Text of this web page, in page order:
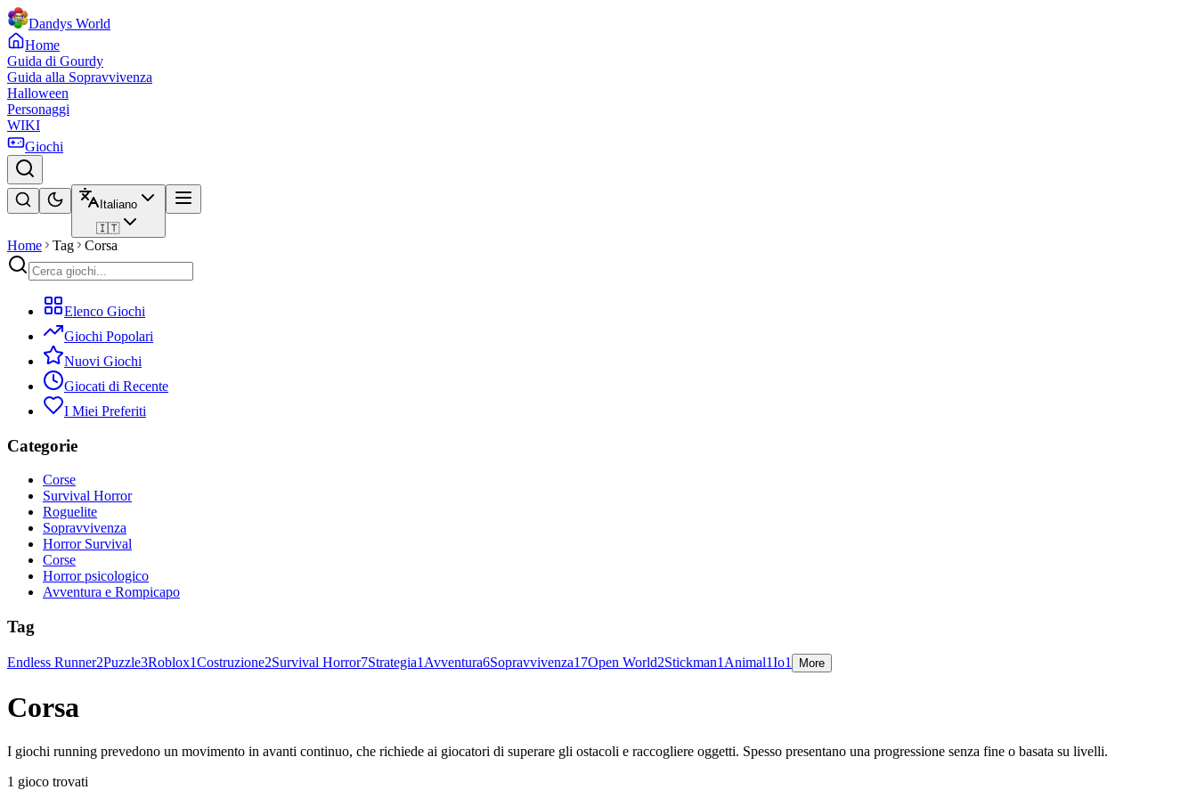
Dandys World
Home
Guida di Gourdy
Guida alla Sopravvivenza
Halloween
Personaggi
WIKI
Giochi
Italiano
🇮🇹
Home Tag Corsa
Elenco Giochi
Giochi Popolari
Nuovi Giochi
Giocati di Recente
I Miei Preferiti
Categorie
Corse
Survival Horror
Roguelite
Sopravvivenza
Horror Survival
Corse
Horror psicologico
Avventura e Rompicapo
Tag
Endless Runner2Puzzle3Roblox1Costruzione2Survival Horror7Strategia1 Avventura6Sopravvivenza17Open World2Stickman1 Animal1Io1 More
Corsa
I giochi running prevedono un movimento in avanti continuo, che richiede ai giocatori di superare gli ostacoli e raccogliere oggetti. Spesso presentano una progressione senza fine o basata su livelli.
1 gioco trovati